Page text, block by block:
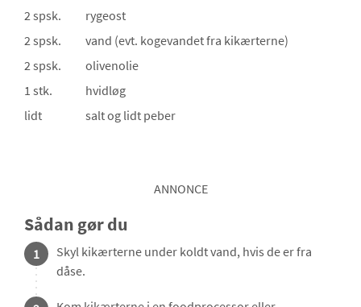
2 spsk.
rygeost
2 spsk.
vand (evt. kogevandet fra kikærterne)
2 spsk.
olivenolie
1 stk.
hvidløg
lidt
salt og lidt peber
ANNONCE
Sådan gør du
1
Skyl kikærterne under koldt vand, hvis de er fra
dåse.